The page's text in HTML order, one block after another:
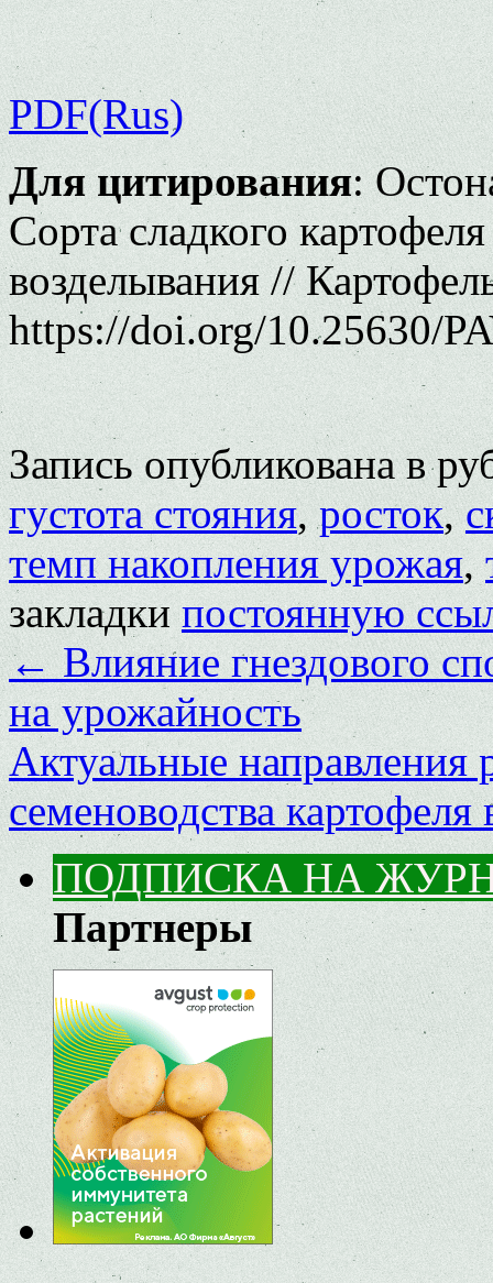
PDF(Rus)
Для цитирования:
Сорта сладкого
возделывания //
https://doi.org/10.25630/
Запись опубликована в
густота стояния,росток,
темп накопления урожая,
закладкипостоянную
←Влияние гнездового
на урожайность
Актуальные направления
семеноводства
ПОДПИСКА НА
Партнеры